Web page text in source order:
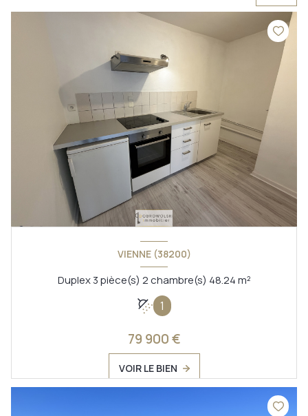
VIENNE (38200)
Duplex 3 pièce(s) 2 chambre(s) 48.24 m²
1
79 900 €
VOIR LE BIEN